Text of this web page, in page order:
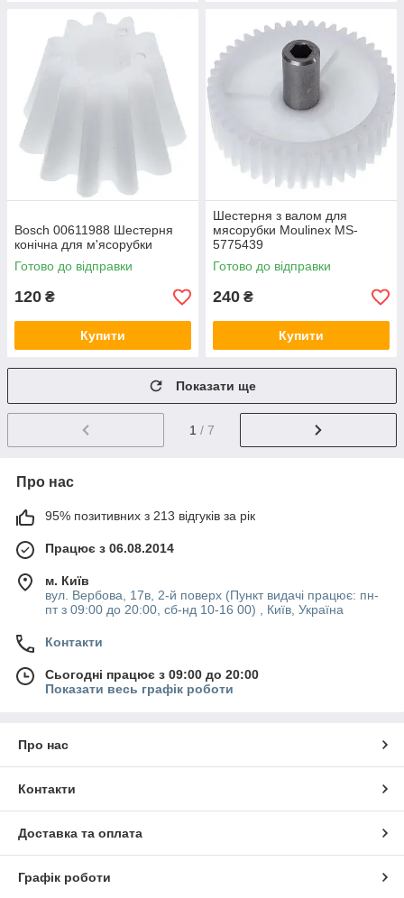
Bosch 00611988 Шестерня
конічна для м'ясорубки
Готово до відправки
120 ₴
Купити
Шестерня з валом для
мясорубки Moulinex MS-
5775439
Готово до відправки
240 ₴
Купити
Показати ще
1 / 7
Про нас
95% позитивних з 213 відгуків за рік
Працює з 06.08.2014
м. Київ
вул. Вербова, 17в, 2-й поверх (Пункт видачі працює: пн-
пт з 09:00 до 20:00, сб-нд 10-16 00) , Київ, Україна
Контакти
Сьогодні працює з 09:00 до 20:00
Показати весь графік роботи
Про нас
Контакти
Доставка та оплата
Графік роботи